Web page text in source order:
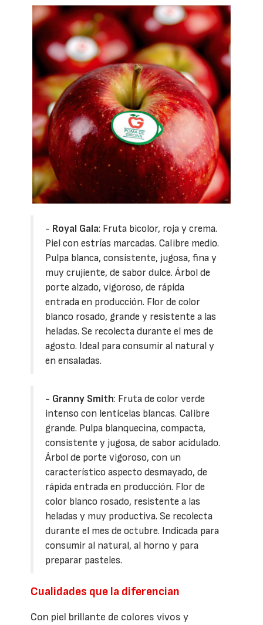
- Royal Gala: Fruta bicolor, roja y crema.
Piel con estrías marcadas. Calibre medio.
Pulpa blanca, consistente, jugosa, fina y
muy crujiente, de sabor dulce. Árbol de
porte alzado, vigoroso, de rápida
entrada en producción. Flor de color
blanco rosado, grande y resistente a las
heladas. Se recolecta durante el mes de
agosto. Ideal para consumir al natural y
en ensaladas.
- Granny Smith: Fruta de color verde
intenso con lenticelas blancas. Calibre
grande. Pulpa blanquecina, compacta,
consistente y jugosa, de sabor acidulado.
Árbol de porte vigoroso, con un
característico aspecto desmayado, de
rápida entrada en producción. Flor de
color blanco rosado, resistente a las
heladas y muy productiva. Se recolecta
durante el mes de octubre. Indicada para
consumir al natural, al horno y para
preparar pasteles.
Cualidades que la diferencian
Con piel brillante de colores vivos y